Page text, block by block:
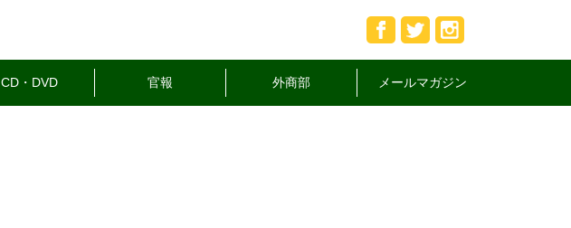
CD・DVD 官報 外商部 メールマガジン